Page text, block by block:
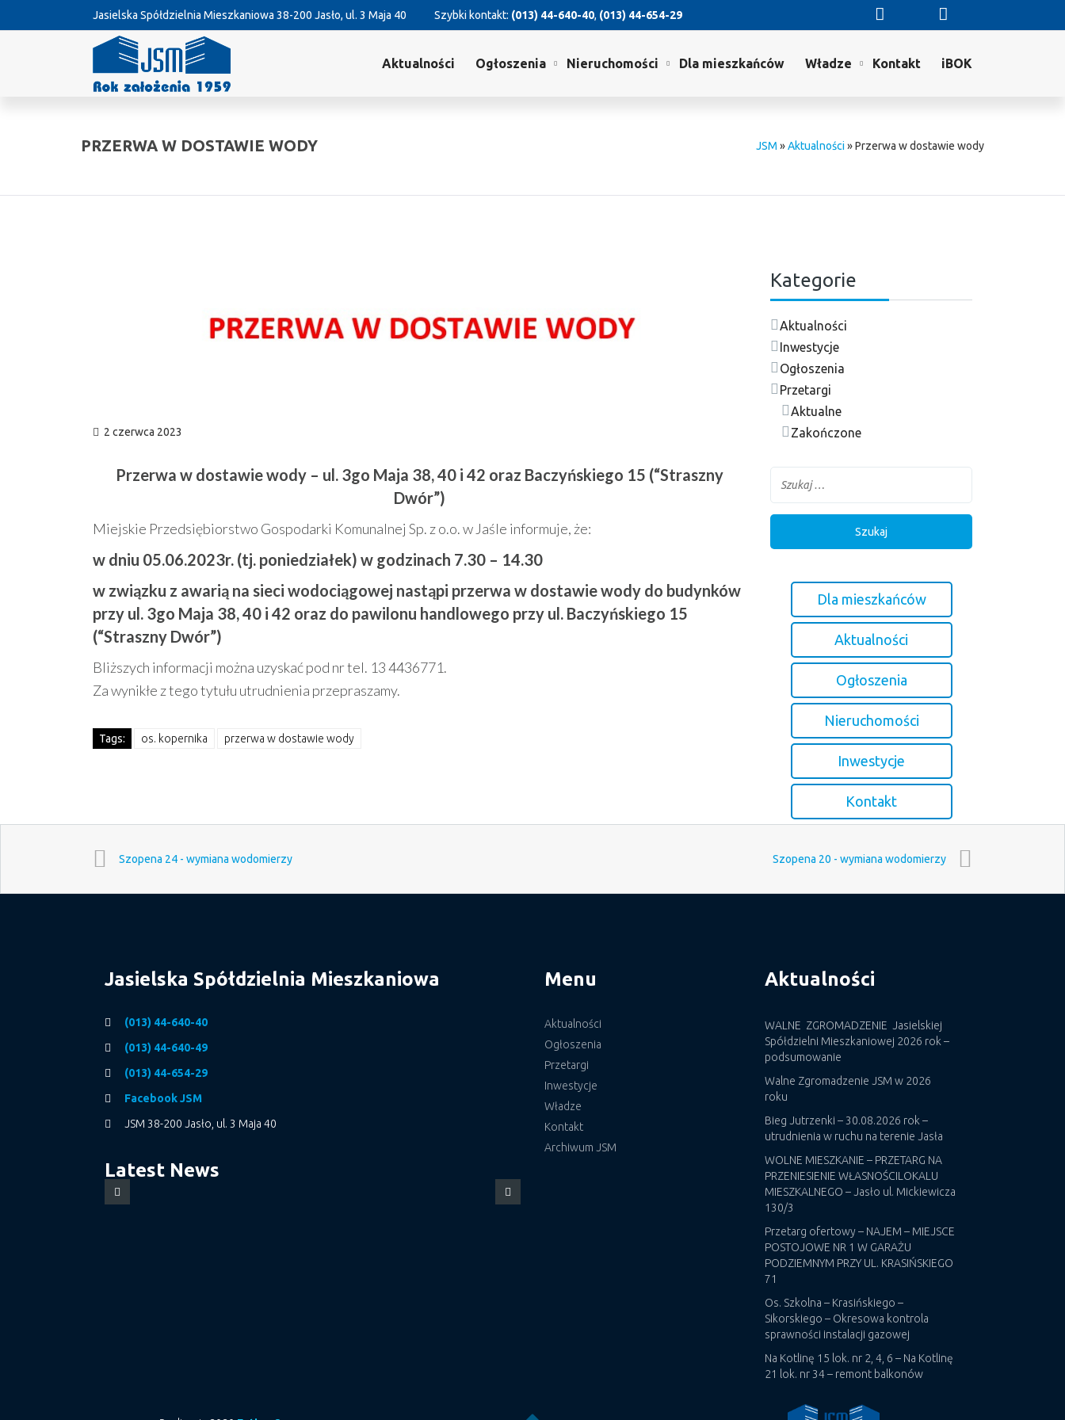
Jasielska Spółdzielnia Mieszkaniowa 38-200 Jasło, ul. 3 Maja 40 Szybki kontakt: (013) 44-640-40, (013) 44-654-29
Aktualności Ogłoszenia Nieruchomości Dla mieszkańców Władze Kontakt iBOK
PRZERWA W DOSTAWIE WODY JSM »Aktualności»Przerwa w dostawie wody
2 czerwca 2023
Przerwa w dostawie wody – ul. 3go Maja 38, 40 i 42 oraz Baczyńskiego 15 (“Straszny
Dwór”)
Miejskie Przedsiębiorstwo Gospodarki Komunalnej Sp. z o.o. w Jaśle informuje, że:
w dniu 05.06.2023r. (tj. poniedziałek) w godzinach 7.30 – 14.30
w związku z awarią na sieci wodociągowej nastąpi przerwa w dostawie wody do budynków
przy ul. 3go Maja 38, 40 i 42 oraz do pawilonu handlowego przy ul. Baczyńskiego 15
(“Straszny Dwór”)
Bliższych informacji można uzyskać pod nr tel. 13 4436771.
Za wynikłe z tego tytułu utrudnienia przepraszamy.
Tags: os. kopernika przerwa w dostawie wody
Kategorie
Aktualności
Inwestycje
Ogłoszenia
Przetargi
Aktualne
Zakończone
Dla mieszkańców
Aktualności
Ogłoszenia
Nieruchomości
Inwestycje
Kontakt
Szopena 24 - wymiana wodomierzy Szopena 20 - wymiana wodomierzy
Jasielska Spółdzielnia Mieszkaniowa
(013) 44-640-40
(013) 44-640-49
(013) 44-654-29
Facebook JSM
JSM 38-200 Jasło, ul. 3 Maja 40
Latest News
Menu
Aktualności
Ogłoszenia
Przetargi
Inwestycje
Władze
Kontakt
Archiwum JSM
Aktualności
WALNE ZGROMADZENIE Jasielskiej
Spółdzielni Mieszkaniowej 2026 rok –
podsumowanie
Walne Zgromadzenie JSM w 2026
roku
Bieg Jutrzenki – 30.08.2026 rok –
utrudnienia w ruchu na terenie Jasła
WOLNE MIESZKANIE – PRZETARG NA
PRZENIESIENIE WŁASNOŚCILOKALU
MIESZKALNEGO – Jasło ul. Mickiewicza
130/3
Przetarg ofertowy – NAJEM – MIEJSCE
POSTOJOWE NR 1 W GARAŻU
PODZIEMNYM PRZY UL. KRASIŃSKIEGO
71
Os. Szkolna – Krasińskiego –
Sikorskiego – Okresowa kontrola
sprawności instalacji gazowej
Na Kotlinę 15 lok. nr 2, 4, 6 – Na Kotlinę
21 lok. nr 34 – remont balkonów